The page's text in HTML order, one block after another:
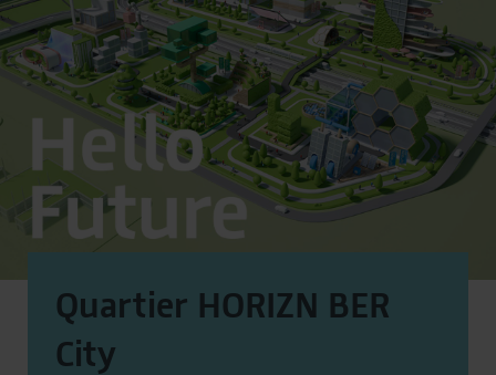
Quartier HORIZN BER
City